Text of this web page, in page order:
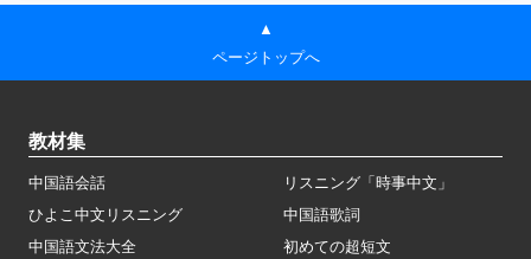
▲
ページトップへ
教材集
中国語会話
リスニング「時事中文」
ひよこ中文リスニング
中国語歌詞
中国語文法大全
初めての超短文